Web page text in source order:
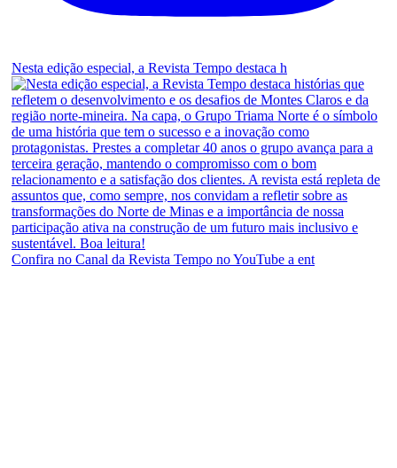
Nesta edição especial, a Revista Tempo destaca h
Confira no Canal da Revista Tempo no YouTube a ent